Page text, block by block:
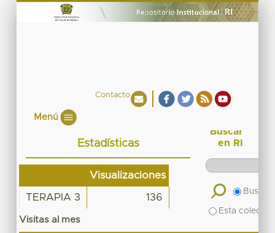
Contacto
Menú
Estadísticas
Visualizaciones
TERAPIA 3 136
Visitas al mes
Buscar
en RI
Buscar
Esta